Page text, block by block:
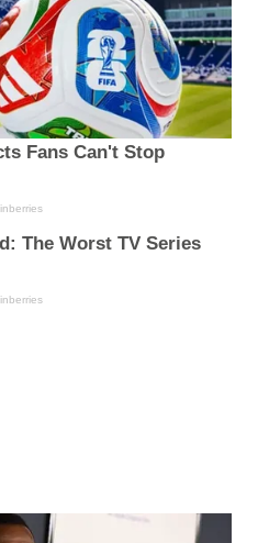
Fans Can't Stop
The Worst TV Series